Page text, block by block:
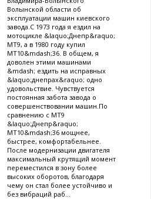
Волынской области об
эксплуатации машин киевского
завода.С 1973 года я ездил на
мотоцикле &laquo;Днепр&raquo;
МТ9, а в 1980 году купил
МТ10&mdash;36. В общем, я
доволен этими машинами
&mdash; ездить на исправных
&laquo;днепрах&raquo; одно
удовольствие. Чувствуется
постоянная забота завода о
совершенствовании машин.По
сравнению с МТ9
&laquo;Днепр&raquo;
МТ10&mdash;36 мощнее,
быстрее, комфортабельнее.
После модернизации двигателя
максимальный крутящий момент
переместился в зону более
высоких оборотов, благодаря
чему он стал более устойчиво и
без вибраций раб...